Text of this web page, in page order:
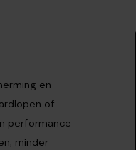
en
of
performance
minder